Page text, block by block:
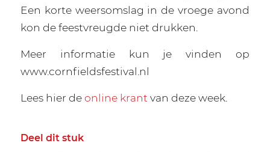
Een korte weersomslag in de vroege avond
kon de feestvreugde niet drukken.
Meer informatie kun je vinden op
www.cornfieldsfestival.nl
Lees hier deonline krant van deze week.
Deel dit stuk